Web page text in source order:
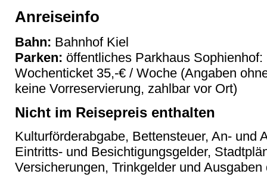
Anreiseinfo
Bahn: Bahnhof Kiel
Parken: öffentliches Parkhaus
Wochenticket 35,-€ / Woche (Angaben
keine Vorreservierung, zahlbar vor Ort)
Nicht im Reisepreis enthalten
Kulturförderabgabe, Bettensteuer, An- und
Eintritts- und Besichtigungsgelder,
Versicherungen, Trinkgelder und